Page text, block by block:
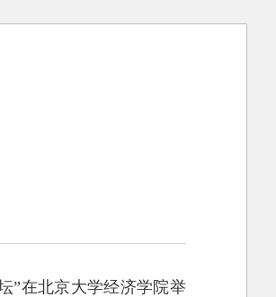
”在北京大学经济学院举